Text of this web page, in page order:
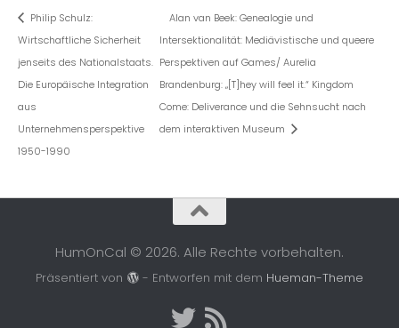
Philip Schulz:
Wirtschaftliche Sicherheit
jenseits des Nationalstaats.
Die Europäische Integration
aus
Unternehmensperspektive
1950-1990
Alan van Beek: Genealogie und
Intersektionalität: Mediävistische und queere
Perspektiven auf Games/ Aurelia
Brandenburg: „[T]hey will feel it.“ Kingdom
Come: Deliverance und die Sehnsucht nach
dem interaktiven Museum
HumOnCal © 2026. Alle Rechte vorbehalten.
Präsentiert von - Entworfen mit dem Hueman-Theme